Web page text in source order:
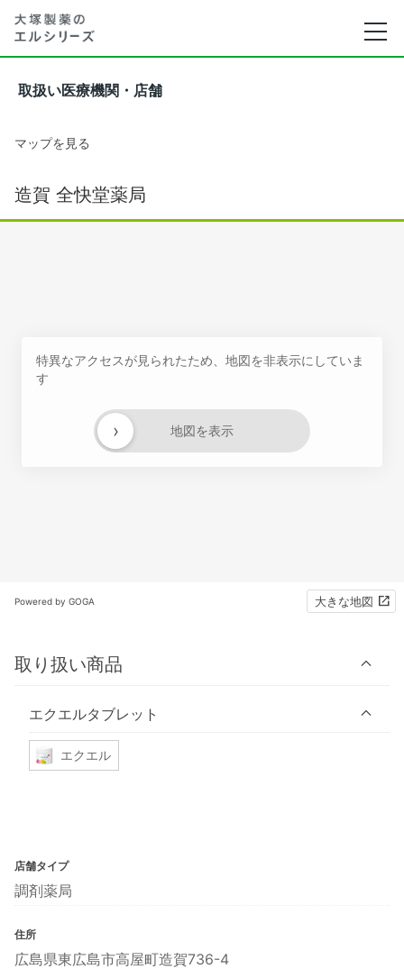
取扱い医療機関・店舗
マップを見る
造賀 全快堂薬局
特異なアクセスが見られたため、地図を非表示にしていま
す
地図を表示
›
Powered by GOGA 大きな地図
取り扱い商品
エクエルタブレット
エクエル
店舗タイプ
調剤薬局
住所
広島県東広島市高屋町造賀736-4